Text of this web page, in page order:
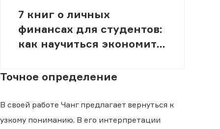
7 книг о личных
финансах для студентов:
как научиться экономить
Точное определение
В своей работе Чанг предлагает вернуться к
узкому пониманию. В его интерпретации